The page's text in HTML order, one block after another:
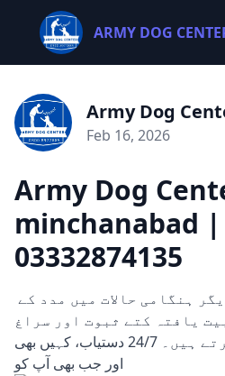
ARMY DOG
Army Dog
Feb 16, 2026
Army Dog
minchanabad
03332874135
یافتہ کتے ثبوت اور سراغ
تلاش کرنے میں مدد کرتے ہیں۔ 24/7 دستیاب، کہیں بھی
اور جب بھی آپ کو